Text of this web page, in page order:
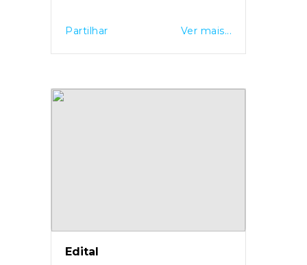
Partilhar Ver mais...
Edital